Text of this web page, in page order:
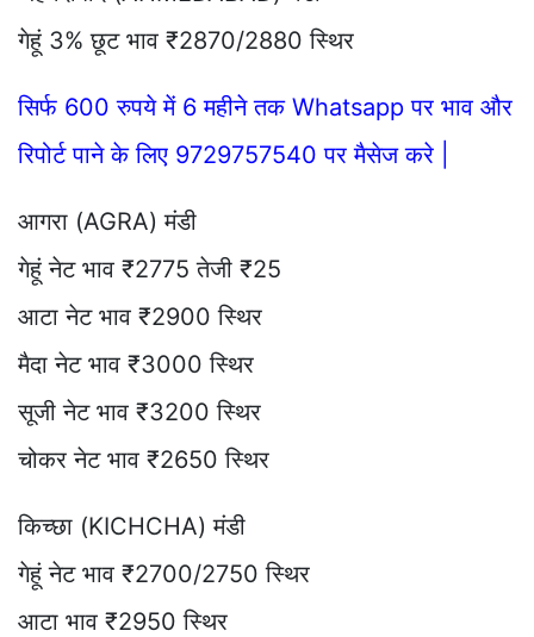
गेहूं 3% छूट भाव ₹2870/2880 स्थिर
सिर्फ 600 रुपये में 6 महीने तक Whatsapp पर भाव और
रिपोर्ट पाने के लिए 9729757540 पर मैसेज करे |
आगरा (AGRA) मंडी
गेहूं नेट भाव ₹2775 तेजी ₹25
आटा नेट भाव ₹2900 स्थिर
मैदा नेट भाव ₹3000 स्थिर
सूजी नेट भाव ₹3200 स्थिर
चोकर नेट भाव ₹2650 स्थिर
किच्छा (KICHCHA) मंडी
गेहूं नेट भाव ₹2700/2750 स्थिर
आटा भाव ₹2950 स्थिर